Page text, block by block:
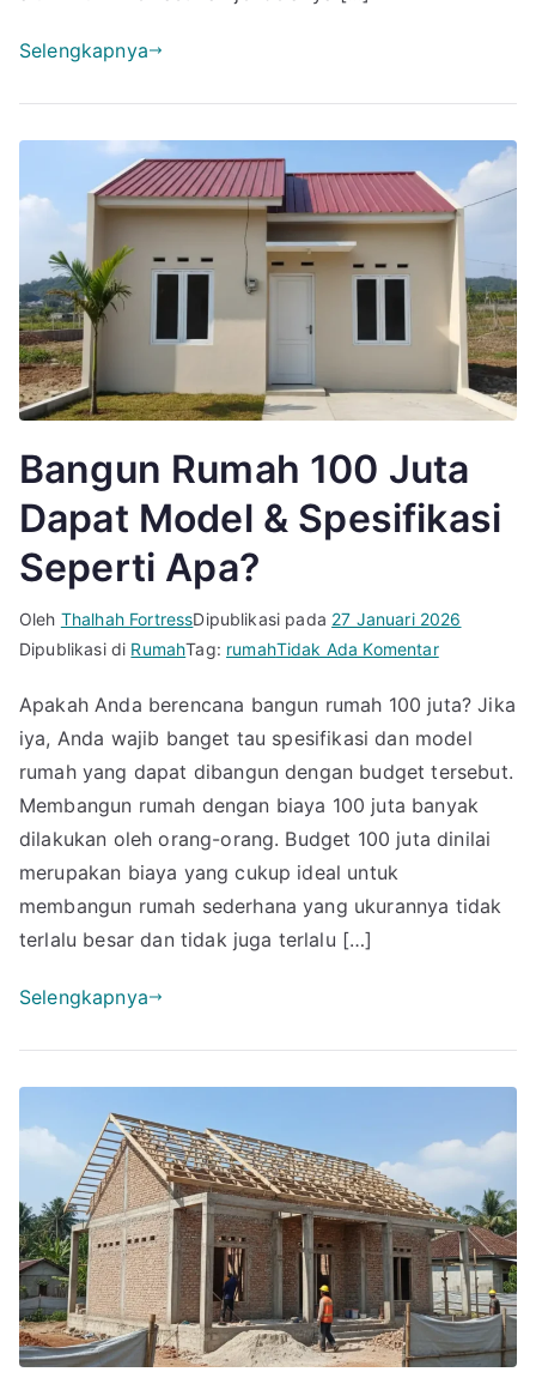
Selengkapnya
Bangun Rumah 100 Juta
Dapat Model & Spesifikasi
Seperti Apa?
Oleh Thalhah FortressDipublikasi pada 27 Januari 2026
Dipublikasi di RumahTag: rumahTidak Ada Komentarpada
Rumah
100
Juta
Dapat
Model
Seperti
Apakah Anda berencana bangun rumah 100 juta? Jika
iya, Anda wajib banget tau spesifikasi dan model
rumah yang dapat dibangun dengan budget tersebut.
Membangun rumah dengan biaya 100 juta banyak
dilakukan oleh orang-orang. Budget 100 juta dinilai
merupakan biaya yang cukup ideal untuk
membangun rumah sederhana yang ukurannya tidak
terlalu besar dan tidak juga terlalu […]
Selengkapnya